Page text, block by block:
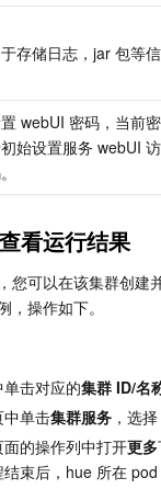
存储日志，jar 包等
webUI 密码，当前
始设置服务 webUI
看运行结果
您可以在该集群创建
，操作如下。
击对应的集群 ID/名
单击集群服务 ，选择
的操作列中打开更多
结束后，hue 所在